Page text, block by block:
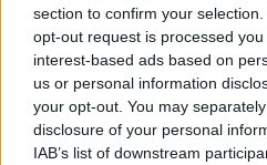
section to confirm your
opt-out request is processed
interest-based ads based on
us or personal information
your opt-out. You may
disclosure of your personal
IAB’s list of downstream